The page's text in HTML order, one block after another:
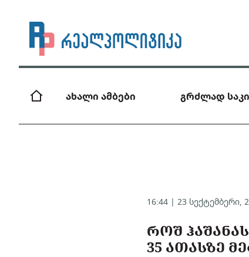
ახალი ამბები გრძლად
16:44 | 23 სექტემბერი,
ᲠᲝᲨ
35 ᲐᲗᲐᲡᲖᲔ